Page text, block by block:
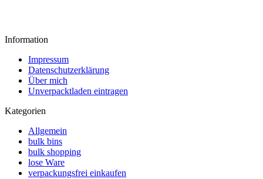
Information
Impressum
Datenschutzerklärung
Über mich
Unverpacktladen eintragen
Kategorien
Allgemein
bulk bins
bulk shopping
lose Ware
verpackungsfrei einkaufen